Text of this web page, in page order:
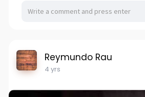
Reymundo Rau
4 yrs